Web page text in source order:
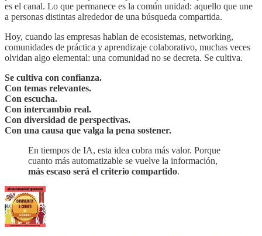
es el canal. Lo que permanece es la común unidad: aquello que une
a personas distintas alrededor de una búsqueda compartida.
Hoy, cuando las empresas hablan de ecosistemas, networking,
comunidades de práctica y aprendizaje colaborativo, muchas veces
olvidan algo elemental: una comunidad no se decreta. Se cultiva.
Se cultiva con confianza.
Con temas relevantes.
Con escucha.
Con intercambio real.
Con diversidad de perspectivas.
Con una causa que valga la pena sostener.
En tiempos de IA, esta idea cobra más valor. Porque
cuanto más automatizable se vuelve la información,
más escaso será el criterio compartido.